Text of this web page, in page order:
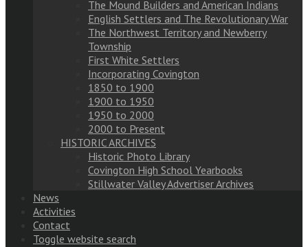
The Mound Builders and American Indians
English Settlers and The Revolutionary War
The Northwest Territory and Newberry
Township
First White Settlers
Incorporating Covington
1850 to 1900
1900 to 1950
1950 to 2000
2000 to Present
HISTORIC ARCHIVES
Historic Photo Library
Covington High School Yearbooks
Stillwater Valley Advertiser Archives
News
Activities
Contact
Toggle website search